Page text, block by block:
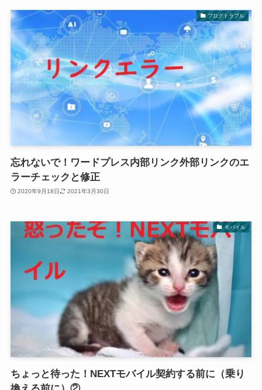
ブログトラブル
忘れないで！ワードプレス内部リンク外部リンクのエ
ラーチェックと修正
2020年9月18日 2021年3月30日
モバイル
ちょっと待った！NEXTモバイル契約する前に（乗り